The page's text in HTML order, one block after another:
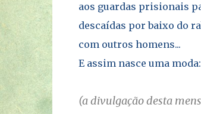
aos guardas prisionais
descaídas por baixo do
com outros homens...
E assim nasce uma
(a divulgação desta